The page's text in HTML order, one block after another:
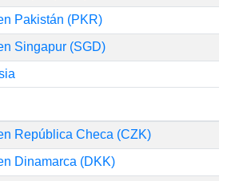
Pakistán (PKR)
Singapur (SGD)
República Checa (CZK)
Dinamarca (DKK)